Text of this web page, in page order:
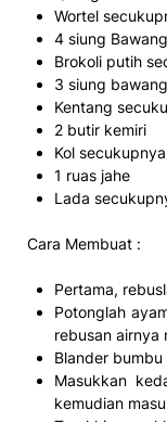
Wortel
4 siung
Brokoli putih
3 siung
Kentang
2 butir kemiri
Kol secukupnya
1 ruas jahe
Lada
Cara Membuat :
Pertama,
Potonglah
rebusan airnya
Blander
Masukkan
kemudian